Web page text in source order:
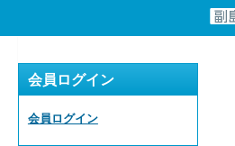
会員ログイン
会員ログイン